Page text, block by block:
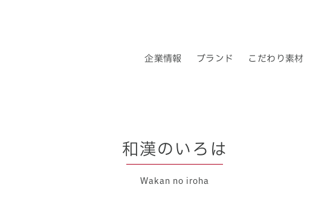
企業情報
企業理念 会社概要
ブランド
ブランドについて
こだわり素材
ロクキョウ・アキョウとは
ロクキョウ＆アキョウ
和漢のいろは
Wakan no iroha